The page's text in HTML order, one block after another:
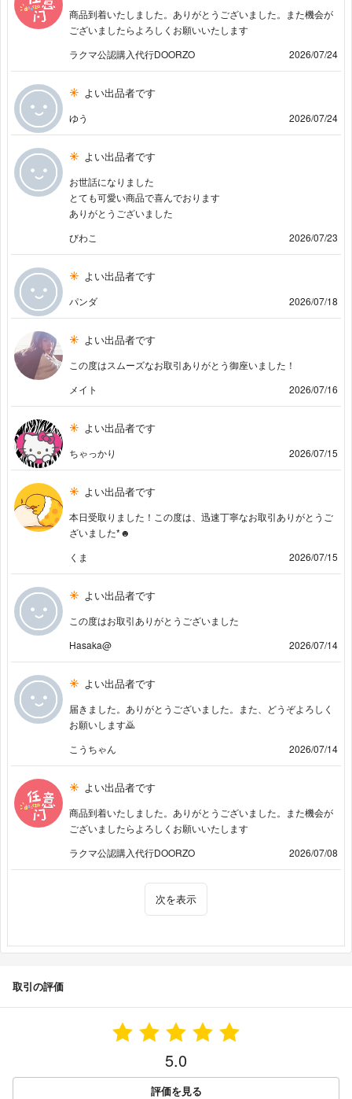
商品到着いたしました。ありがとうございました。また機会が
ございましたらよろしくお願いいたします
ラクマ公認購入代行DOORZO
2026/07/24
よい出品者です
ゆう 2026/07/24
よい出品者です
お世話になりました
とても可愛い商品で喜んでおります
ありがとうございました
びわこ
2026/07/23
よい出品者です
パンダ 2026/07/18
よい出品者です
この度はスムーズなお取引ありがとう御座いました！
メイト
2026/07/16
よい出品者です
ちゃっかり 2026/07/15
よい出品者です
本日受取りました！この度は、迅速丁寧なお取引ありがとうご
ざいました*☻
くま
2026/07/15
よい出品者です
この度はお取引ありがとうございました
Hasaka@
2026/07/14
よい出品者です
届きました。ありがとうございました。また、どうぞよろしく
お願いします🙇
こうちゃん
2026/07/14
よい出品者です
商品到着いたしました。ありがとうございました。また機会が
ございましたらよろしくお願いいたします
ラクマ公認購入代行DOORZO
2026/07/08
次を表示
取引の評価
5.0
評価を見る